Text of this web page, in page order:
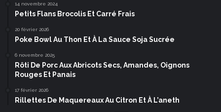
14 novembre 2024
Petits Flans Brocolis Et Carré Frais
20 février 2026
Poke Bowl Au Thon Et À La Sauce Soja Sucrée
6 novembre 2025
Rôti De Porc Aux Abricots Secs, Amandes, Oignons
Rouges Et Panais
17 février 2026
Rillettes De Maquereaux Au Citron Et À L’aneth